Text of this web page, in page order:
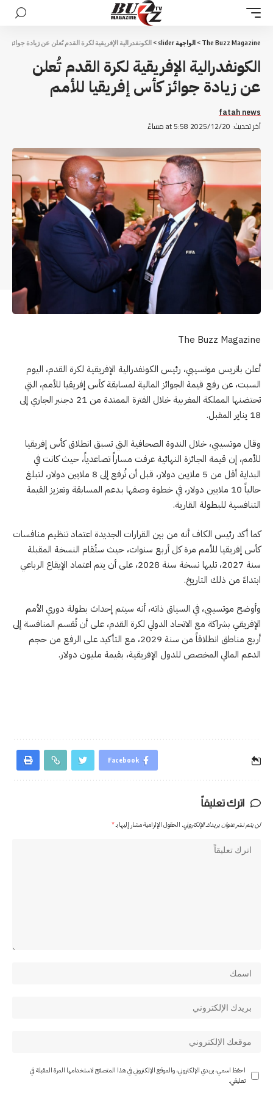
The Buzz Magazine
> الواجهة slider > الكونفدرالية الإفريقية لكرة القدم تُعلن عن زيادة جوائز
الكونفدرالية الإفريقية لكرة القدم تُعلن
عن زيادة جوائز كأس إفريقيا للأمم
آخر تحديث: 2025/12/20 at 5:58 مساءً
fatah news
The Buzz Magazine
أعلن باتريس موتسيبي، رئيس الكونفدرالية الإفريقية لكرة القدم، اليوم
السبت، عن رفع قيمة الجوائز المالية لمسابقة كأس إفريقيا للأمم، التي
تحتضنها المملكة المغربية خلال الفترة الممتدة من 21 دجنبر الجاري إلى
18 يناير المقبل.
وقال موتسيبي، خلال الندوة الصحافية التي تسبق انطلاق كأس إفريقيا
للأمم، إن قيمة الجائزة النهائية عرفت مساراً تصاعدياً، حيث كانت في
البداية أقل من 5 ملايين دولار، قبل أن تُرفع إلى 8 ملايين دولار، لتبلغ
حالياً 10 ملايين دولار، في خطوة وصفها بـدعم المسابقة وتعزيز القيمة
التنافسية للبطولة القارية.
كما أكد رئيس الكاف أنه من بين القرارات الجديدة اعتماد تنظيم منافسات
كأس إفريقيا للأمم مرة كل أربع سنوات، حيث ستُقام النسخة المقبلة
سنة 2027، تليها نسخة سنة 2028، على أن يتم اعتماد الإيقاع الرباعي
ابتداءً من ذلك التاريخ.
وأوضح موتسيبي، في السياق ذاته، أنه سيتم إحداث بطولة دوري الأمم
الإفريقي بشراكة مع الاتحاد الدولي لكرة القدم، على أن تُقسم المنافسة إلى
أربع مناطق انطلاقاً من سنة 2029، مع التأكيد على الرفع من حجم
الدعم المالي المخصص للدول الإفريقية، بقيمة مليون دولار.
Facebook
اترك تعليقاً
لن يتم نشر عنوان بريدك الإلكتروني. الحقول الإلزامية مشار إليها بـ*
احفظ اسمي، بريدي الإلكتروني، والموقع الإلكتروني في هذا المتصفح لاستخدامها المرة المقبلة في
تعليقي.